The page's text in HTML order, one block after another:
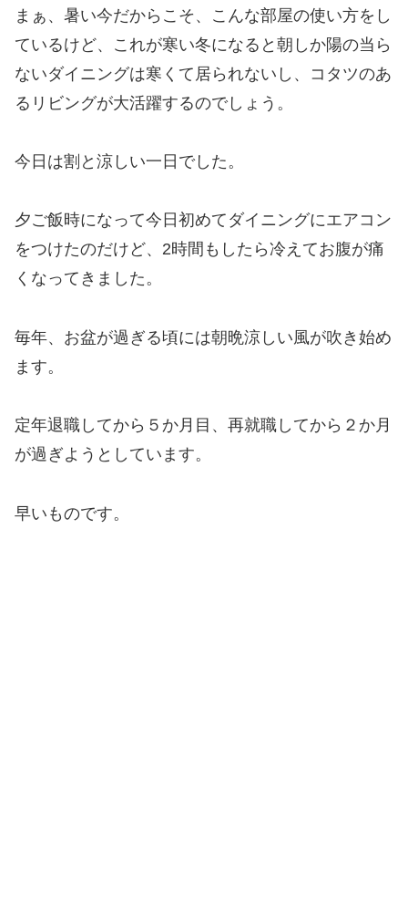
まぁ、暑い今だからこそ、こんな部屋の使い方をし
ているけど、これが寒い冬になると朝しか陽の当ら
ないダイニングは寒くて居られないし、コタツのあ
るリビングが大活躍するのでしょう。
今日は割と涼しい一日でした。
夕ご飯時になって今日初めてダイニングにエアコン
をつけたのだけど、2時間もしたら冷えてお腹が痛
くなってきました。
毎年、お盆が過ぎる頃には朝晩涼しい風が吹き始め
ます。
定年退職してから５か月目、再就職してから２か月
が過ぎようとしています。
早いものです。